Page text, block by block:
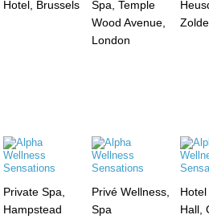
Hotel, Brussels
Spa, Temple
Wood Avenue,
London
Private Spa,
Hampstead
Privé Wellness,
Spa
Hall,